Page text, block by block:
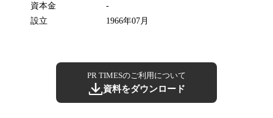
資本金
-
設立
1966年07月
PR TIMESのご利用について
資料をダウンロード